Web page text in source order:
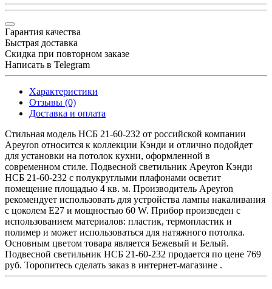
Гарантия качества
Быстрая доставка
Скидка при повторном заказе
Написать в Telegram
Характеристики
Отзывы (0)
Доставка и оплата
Стильная модель НСБ 21-60-232 от российской компании
Apeyron относится к коллекции Кэнди и отлично подойдет
для установки на потолок кухни, оформленной в
современном стиле. Подвесной светильник Apeyron Кэнди
НСБ 21-60-232 с полукруглыми плафонами осветит
помещение площадью 4 кв. м. Производитель Apeyron
рекомендует использовать для устройства лампы накаливания
с цоколем E27 и мощностью 60 W. Прибор произведен с
использованием материалов: пластик, термопластик и
полимер и может использоваться для натяжного потолка.
Основным цветом товара является Бежевый и Белый.
Подвесной светильник НСБ 21-60-232 продается по цене 769
руб. Торопитесь сделать заказ в интернет-магазине .